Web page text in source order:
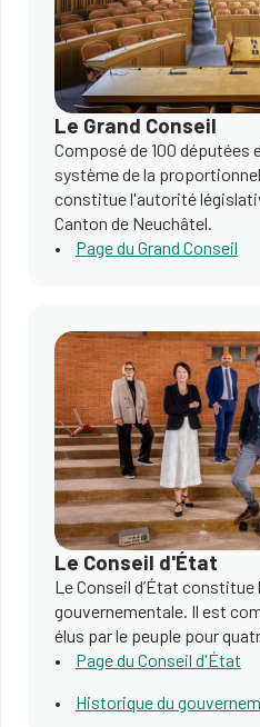
Le Grand Conseil
Composé de 100 députées
système de la
constitue l'autorité
Canton de Neuchâtel.
Page du Grand Conseil
Le Conseil d'État
Le Conseil d’État
gouvernementale. Il est
élus par le peuple pour
Page du Conseil d'État
Historique du